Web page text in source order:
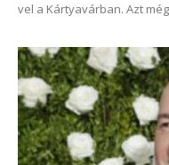
vel a Kártyavárban. Azt